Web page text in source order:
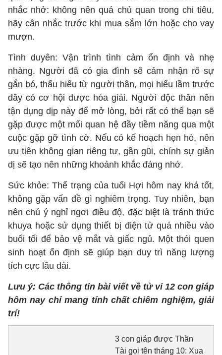
nhắc nhở: không nên quá chủ quan trong chi tiêu,
hãy cân nhắc trước khi mua sắm lớn hoặc cho vay
mượn.
Tình duyên: Vận trình tình cảm ổn định và nhẹ
nhàng. Người đã có gia đình sẽ cảm nhận rõ sự
gắn bó, thấu hiểu từ người thân, mọi hiểu lầm trước
đây có cơ hội được hóa giải. Người độc thân nên
tận dụng dịp này để mở lòng, bởi rất có thể bạn sẽ
gặp được một mối quan hệ đầy tiềm năng qua một
cuộc gặp gỡ tình cờ. Nếu có kế hoạch hẹn hò, nên
ưu tiên không gian riêng tư, gần gũi, chính sự giản
dị sẽ tạo nên những khoảnh khắc đáng nhớ.
Sức khỏe: Thể trạng của tuổi Hợi hôm nay khá tốt,
không gặp vấn đề gì nghiêm trọng. Tuy nhiên, bạn
nên chú ý nghỉ ngơi điều độ, đặc biệt là tránh thức
khuya hoặc sử dụng thiết bị điện tử quá nhiều vào
buổi tối để bảo vệ mắt và giấc ngủ. Một thói quen
sinh hoạt ổn định sẽ giúp bạn duy trì năng lượng
tích cực lâu dài.
Lưu ý: Các thông tin bài viết về tử vi 12 con giáp
hôm nay chỉ mang tính chất chiêm nghiệm, giải
trí!
3 con giáp được Thần
Tài gọi tên tháng 10: Xua